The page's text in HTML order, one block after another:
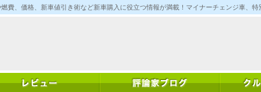
、価格、新車値引き術など新車購入に役立つ情報が満載！マイナーチェンジ車、特